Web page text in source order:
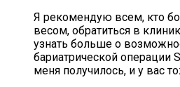
Я рекомендую всем, кто
весом, обратиться в
узнать больше о
бариатрической операции
меня получилось, и у вас